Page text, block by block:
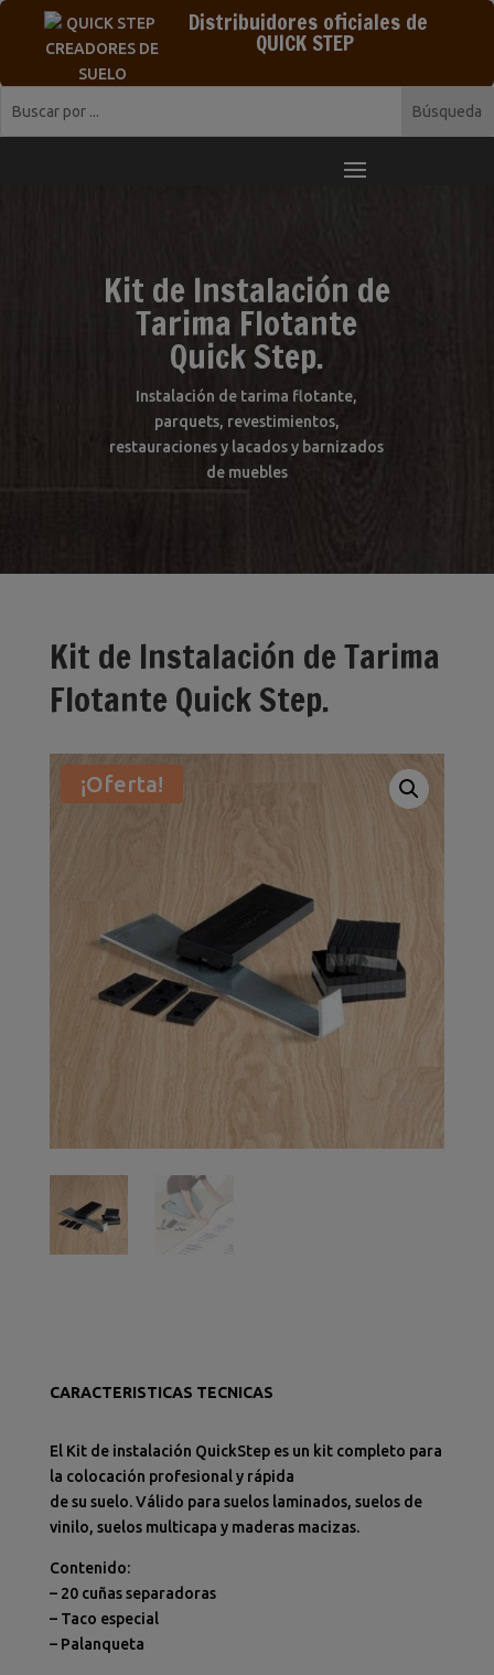
Distribuidores oficiales de
QUICK STEP
Kit de Instalación de
Tarima Flotante
Quick Step.
Instalación de tarima flotante,
parquets, revestimientos,
restauraciones y lacados y barnizados
de muebles
Kit de Instalación de Tarima
Flotante Quick Step.
¡Oferta!
CARACTERISTICAS TECNICAS
El Kit de instalación QuickStep es un kit completo para
la colocación profesional y rápida
de su suelo. Válido para suelos laminados, suelos de
vinilo, suelos multicapa y maderas macizas.
Contenido:
– 20 cuñas separadoras
– Taco especial
– Palanqueta